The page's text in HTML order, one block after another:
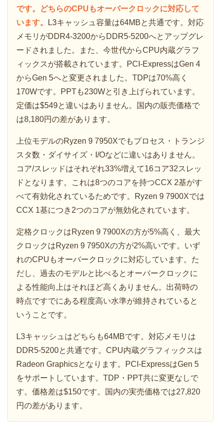
です。どちらのCPUもオーバークロックに対応して
います。
L3キャッシュ容量は64MBと共通です。対応
メモリがDDR4-3200からDDR5-5200へとアップグレ
ードされました。また、今世代からCPU内蔵グラフ
ィックスが搭載されています。PCI-ExpressはGen 4
からGen 5へと変更されました。TDPは70%高く
170Wです。PPTも230Wと引き上げられています。
定価は$549と違いはありません。国内の販売価格で
は8,180円の差があります。
上位モデルのRyzen 9 7950Xでもプロセス・トランジ
スタ数・ダイサイズ・I/Oなどに違いはありません。
コア/スレッドはそれぞれ33%増えて16コア32スレッ
ドとなります。これは8つのコアを持つCCX 2基がす
べて有効化されているためです。Ryzen 9 7900Xでは
CCX 1基につき2つのコアが無効化されています。
定格クロックはRyzen 9 7900Xの方が5%高く、最大
クロックはRyzen 9 7950Xの方が2%高いです。いず
れのCPUもオーバークロックに対応しています。た
だし、過去のモデルと比べるとオーバークロックに
よる性能向上はそれほど高くありません。出荷時の
時点ですでにある程度高い水準が維持されていると
いうことです。
L3キャッシュはどちらも64MBです。対応メモリは
DDR5-5200と共通です。CPU内蔵グラフィックスは
Radeon Graphicsとなります。PCI-ExpressはGen 5
をサポートしています。TDP・PPT共に変更なしで
す。価格差は$150です。国内の実売価格では27,820
円の差があります。